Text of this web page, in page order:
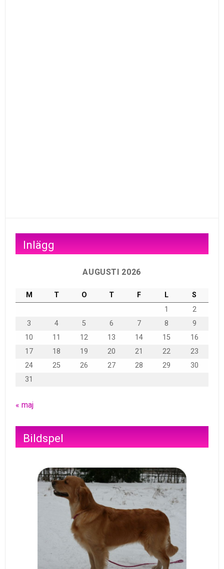
Inlägg
AUGUSTI 2026
M T O T F L
S
1
2
3
4 5 6 7 8
9
10
11 12 13 14 15
16
17
18 19 20 21 22
23
24
25 26 27 28 29
30
31
« maj
Bildspel